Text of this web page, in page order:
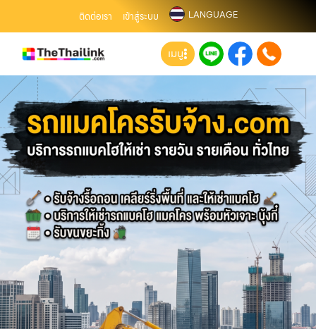
ติดต่อเรา เข้าสู่ระบบ LANGUAGE
เมนู